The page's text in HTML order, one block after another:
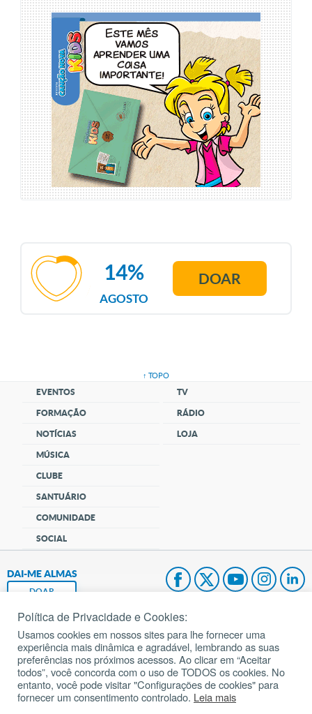
AGOSTO
14% DOAR
↑ TOPO
EVENTOS
FORMAÇÃO
NOTÍCIAS
MÚSICA
CLUBE
SANTUÁRIO
COMUNIDADE
SOCIAL
TV
RÁDIO
LOJA
DAI-ME ALMAS
DOAR
Fundação João Paulo II
Pedido de Oração
Mapa do site
Política de Privacidade e Cookies:
Usamos cookies em nossos sites para lhe fornecer uma
experiência mais dinâmica e agradável, lembrando as suas
preferências nos próximos acessos. Ao clicar em “Aceitar
todos”, você concorda com o uso de TODOS os cookies. No
entanto, você pode visitar "Configurações de cookies" para
fornecer um consentimento controlado. Leia mais